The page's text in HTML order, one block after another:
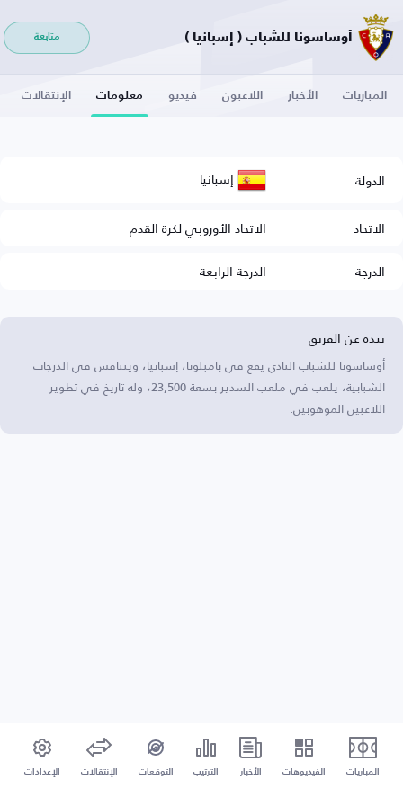
أوساسونا للشباب ( إسبانيا ) متابعة
المباريات الأخبار اللاعبون فيديو معلومات الإنتقالات
الدولة إسبانيا
الاتحاد
الاتحاد الأوروبي لكرة القدم
الدرجة
الدرجة الرابعة
نبذة عن الفريق
أوساسونا للشباب النادي يقع في بامبلونا، إسبانيا، ويتنافس في الدرجات
الشبابية، يلعب في ملعب السدير بسعة 23,500، وله تاريخ في تطوير
اللاعبين الموهوبين.
المباريات الفيديوهات الأخبار الترتيب التوقعات الإنتقالات الإعدادات